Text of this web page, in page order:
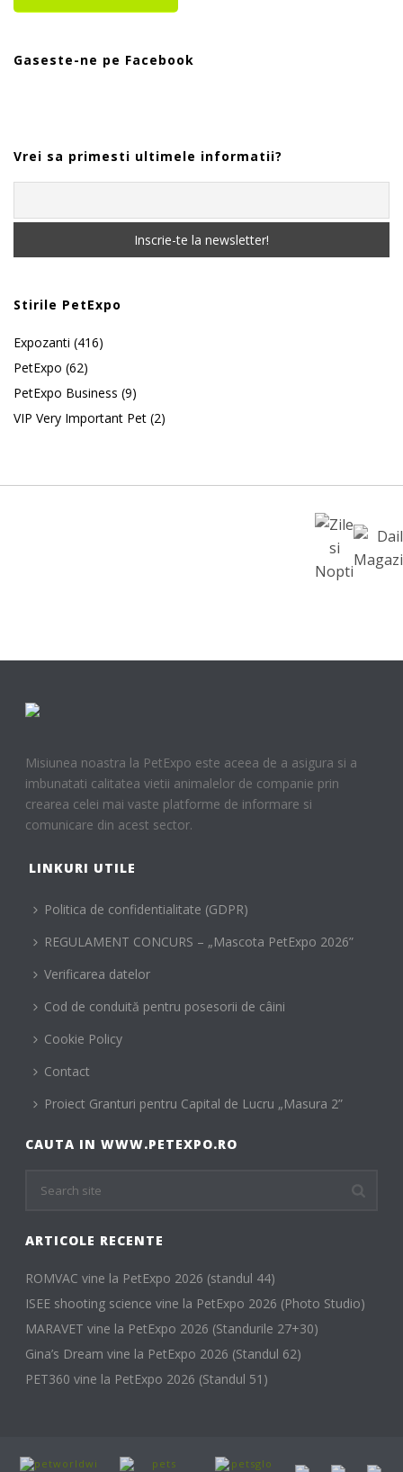
Gaseste-ne pe Facebook
Vrei sa primesti ultimele informatii?
Stirile PetExpo
Expozanti (416)
PetExpo (62)
PetExpo Business (9)
VIP Very Important Pet (2)
Misiunea noastra la PetExpo este aceea de a asigura si a
imbunatati calitatea vietii animalelor de companie prin
crearea celei mai vaste platforme de informare si
comunicare din acest sector.
LINKURI UTILE
Politica de confidentialitate (GDPR)
REGULAMENT CONCURS – „Mascota PetExpo 2026”
Verificarea datelor
Cod de conduită pentru posesorii de câini
Cookie Policy
Contact
Proiect Granturi pentru Capital de Lucru „Masura 2”
CAUTA IN WWW.PETEXPO.RO
ARTICOLE RECENTE
ROMVAC vine la PetExpo 2026 (standul 44)
ISEE shooting science vine la PetExpo 2026 (Photo Studio)
MARAVET vine la PetExpo 2026 (Standurile 27+30)
Gina’s Dream vine la PetExpo 2026 (Standul 62)
PET360 vine la PetExpo 2026 (Standul 51)